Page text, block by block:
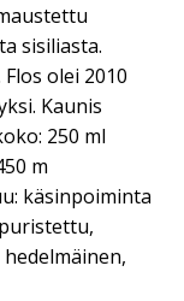
sisiliasta.
olei 2010
Kaunis
250 ml
m
käsinpoiminta